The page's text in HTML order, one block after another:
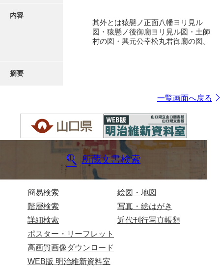
内容
其外とは猿懸ノ正面八幡ヨリ見ル
図・猿懸ノ後御廟ヨリ見ル図・土師
村の図・興元公幸松丸君御廟の図。
摘要
一覧画面へ戻る
所蔵文書検索
簡易検索
階層検索
詳細検索
絵図・地図
写真・絵はがき
近代刊行写真帳類
ポスター・リーフレット
高画質画像ダウンロード
WEB版 明治維新資料室